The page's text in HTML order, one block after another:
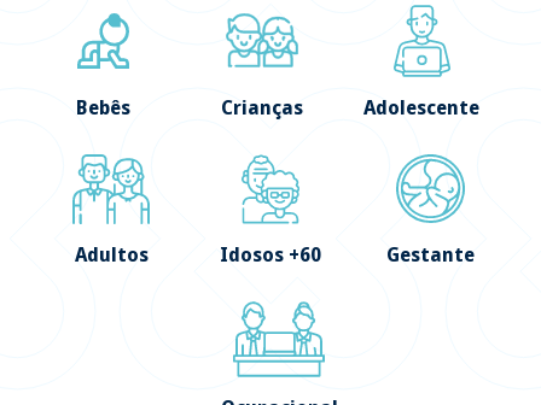
Bebês Crianças Adolescente
Adultos Idosos +60 Gestante